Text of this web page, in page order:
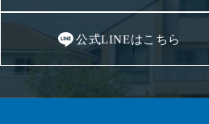
公式LINEはこちら